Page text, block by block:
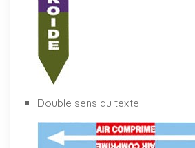
Double sens du texte